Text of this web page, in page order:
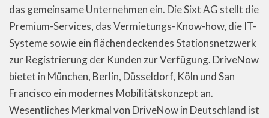
das gemeinsame Unternehmen ein. Die Sixt AG stellt die
Premium-Services, das Vermietungs-Know-how, die IT-
Systeme sowie ein flächendeckendes Stationsnetzwerk
zur Registrierung der Kunden zur Verfügung. DriveNow
bietet in München, Berlin, Düsseldorf, Köln und San
Francisco ein modernes Mobilitätskonzept an.
Wesentliches Merkmal von DriveNow in Deutschland ist